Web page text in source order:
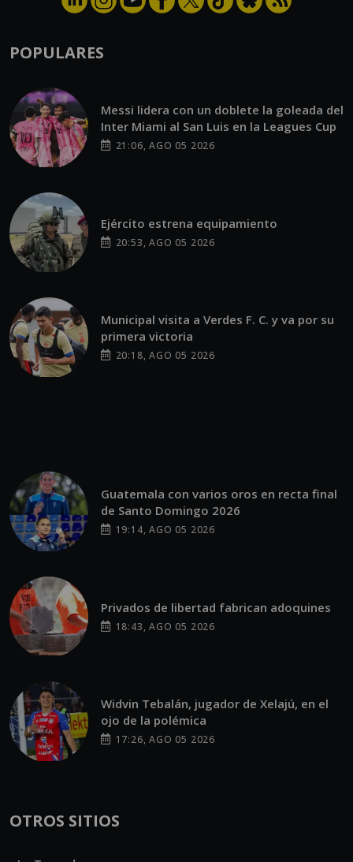
POPULARES
Messi lidera con un doblete la goleada del
Inter Miami al San Luis en la Leagues Cup
21:06, AGO 05 2026
Ejército estrena equipamiento
20:53, AGO 05 2026
Municipal visita a Verdes F. C. y va por su
primera victoria
20:18, AGO 05 2026
Guatemala con varios oros en recta final
de Santo Domingo 2026
19:14, AGO 05 2026
Privados de libertad fabrican adoquines
18:43, AGO 05 2026
Widvin Tebalán, jugador de Xelajú, en el
ojo de la polémica
17:26, AGO 05 2026
OTROS SITIOS